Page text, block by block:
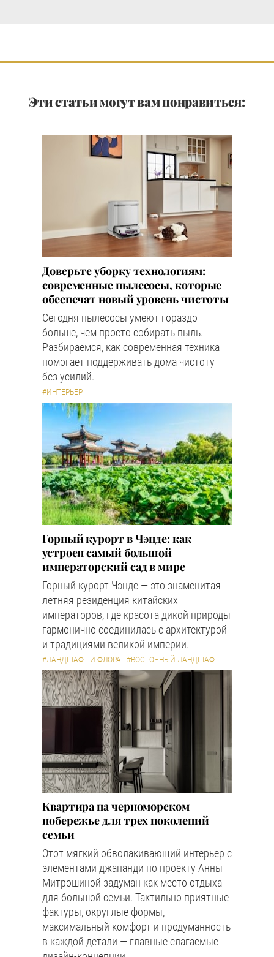
Эти статьи могут вам понравиться:
Доверьте уборку технологиям:
современные пылесосы, которые
обеспечат новый уровень чистоты
Сегодня пылесосы умеют гораздо
больше, чем просто собирать пыль.
Разбираемся, как современная техника
помогает поддерживать дома чистоту
без усилий.
#ИНТЕРЬЕР
Горный курорт в Чэнде: как
устроен самый большой
императорский сад в мире
Горный курорт Чэнде — это знаменитая
летняя резиденция китайских
императоров, где красота дикой природы
гармонично соединилась с архитектурой
и традициями великой империи.
#ЛАНДШАФТ И ФЛОРА #ВОСТОЧНЫЙ ЛАНДШАФТ
Квартира на черноморском
побережье для трех поколений
семьи
Этот мягкий обволакивающий интерьер с
элементами джапанди по проекту Анны
Митрошиной задуман как место отдыха
для большой семьи. Тактильно приятные
фактуры, округлые формы,
максимальный комфорт и продуманность
в каждой детали — главные слагаемые